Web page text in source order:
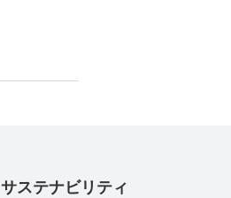
サステナビリティ